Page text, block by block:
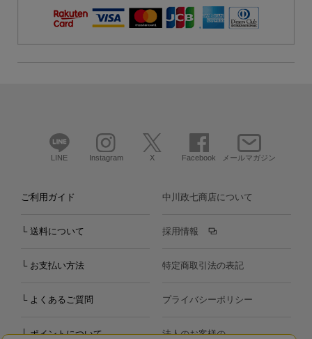
LINE Instagram X Facebook メールマガジン
ご利用ガイド
└ 送料について
└ お支払い方法
└ よくあるご質問
└ ポイントについて
中川政七商店について
採用情報
特定商取引法の表記
プライバシーポリシー
法人のお客様の